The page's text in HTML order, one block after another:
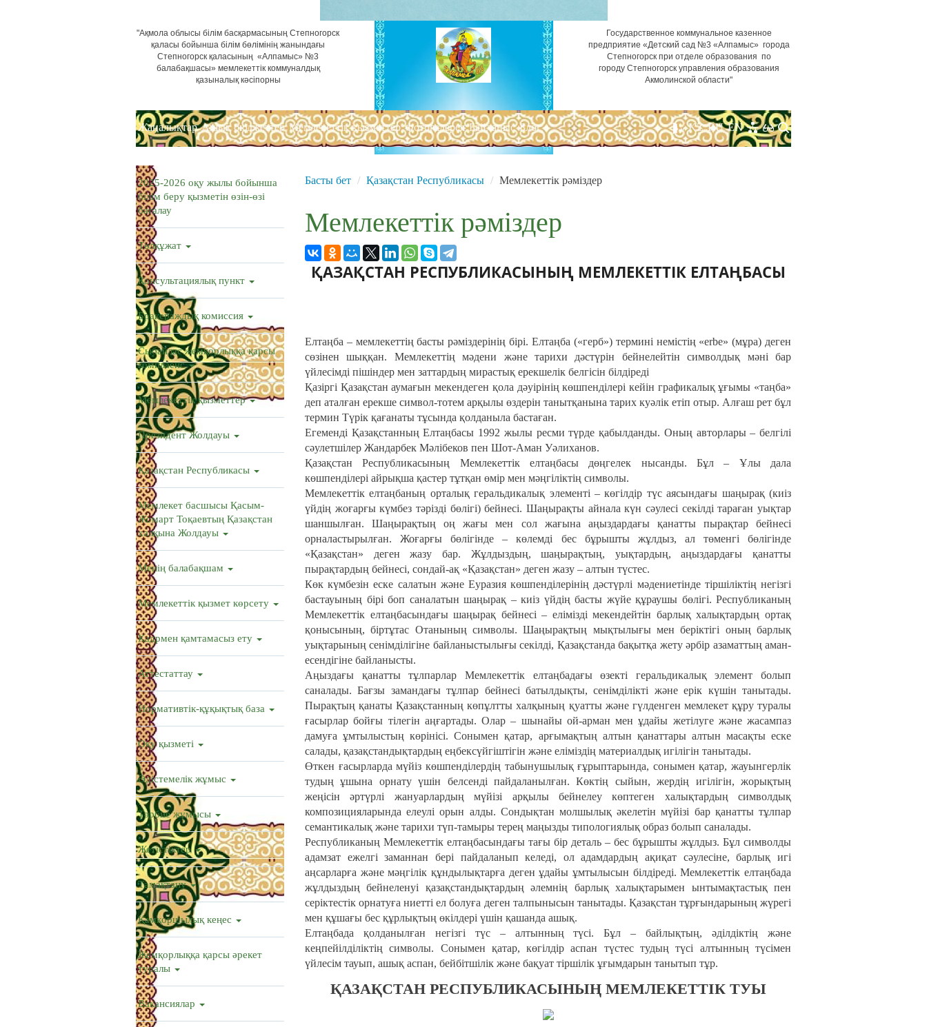
"Ақмола облысы білім басқармасының Степногорск
қаласы бойынша білім бөлімінің жанындағы
Степногорск қаласының «Алпамыс» №3
балабақшасы» мемлекеттік коммуналдық
қазыналық кәсіпорны
Государственное коммунальное казенное
предприятие «Детский сад №3 «Алпамыс» города
Степногорск при отделе образования по
городу Степногорск управления образования
Акмолинской области"
Жаңалықтар Ашық бюджеттер Мемлекеттік қызметтер Фотогалерея Байланыс Блог EN
RU
KZ
2025-2026 оқу жылы бойынша
білім беру қызметін өзін-өзі
бағалау
Төлқұжат
Консультациялық пункт
Бракераждық комиссия
Сыбайлас жемқорлыққа қарсы
комплаенс
Мемлекеттік қызметтер
Президент Жолдауы
Қазақстан Республикасы
Мемлекет басшысы Қасым-
Жомарт Тоқаевтың Қазақстан
халқына Жолдауы
Менің балабақшам
Мемлекеттік қызмет көрсету
Кадрмен қамтамасыз ету
Аттестаттау
Нормативтік-құқықтық база
Оқу қызметі
Әдістемелік жұмыс
Тәрбие жұмысы
Жетістіктер
Тамақтану
Қамқоршылық кеңес
Жемқорлыққа қарсы әрекет
туралы
Вакансиялар
Басты бет Қазақстан Республикасы Мемлекеттік рәміздер
Мемлекеттік рәміздер
ҚАЗАҚСТАН РЕСПУБЛИКАСЫНЫҢ МЕМЛЕКЕТТIК ЕЛТАҢБАСЫ
Елтаңба – мемлекеттің басты рәміздерінің бірі. Елтаңба («герб») термині немістің «erbe» (мұра) деген
сөзінен шыққан. Мемлекеттің мәдени және тарихи дәстүрін бейнелейтін символдық мәні бар
үйлесімді пішіндер мен заттардың мирастық ерекшелік белгісін білдіреді
Қазіргі Қазақстан аумағын мекендеген қола дәуірінің көшпенділері кейін графикалық ұғымы «таңба»
деп аталған ерекше символ-тотем арқылы өздерін танытқанына тарих куәлік етіп отыр. Алғаш рет бұл
термин Түрік қағанаты тұсында қолданыла бастаған.
Егеменді Қазақстанның Елтаңбасы 1992 жылы ресми түрде қабылданды. Оның авторлары – белгілі
сәулетшілер Жандарбек Мәлібеков пен Шот-Аман Уәлиханов.
Қазақстан Республикасының Мемлекеттік елтаңбасы дөңгелек нысанды. Бұл – Ұлы дала
көшпенділері айрықша қастер тұтқан өмір мен мәңгіліктің символы.
Мемлекеттік елтаңбаның орталық геральдикалық элементі – көгілдір түс аясындағы шаңырақ (киіз
үйдің жоғарғы күмбез тәрізді бөлігі) бейнесі. Шаңырақты айнала күн сәулесі секілді тараған уықтар
шаншылған. Шаңырақтың оң жағы мен сол жағына аңыздардағы қанатты пырақтар бейнесі
орналастырылған. Жоғарғы бөлігінде – көлемді бес бұрышты жұлдыз, ал төменгі бөлігінде
«Қазақстан» деген жазу бар. Жұлдыздың, шаңырақтың, уықтардың, аңыздардағы қанатты
пырақтардың бейнесі, сондай-ақ «Қазақстан» деген жазу – алтын түстес.
Көк күмбезін еске салатын және Еуразия көшпенділерінің дәстүрлі мәдениетінде тіршіліктің негізгі
бастауының бірі боп саналатын шаңырақ – киіз үйдің басты жүйе құраушы бөлігі. Республиканың
Мемлекеттік елтаңбасындағы шаңырақ бейнесі – елімізді мекендейтін барлық халықтардың ортақ
қонысының, біртұтас Отанының символы. Шаңырақтың мықтылығы мен беріктігі оның барлық
уықтарының сенімділігіне байланыстылығы секілді, Қазақстанда бақытқа жету әрбір азаматтың аман-
есендігіне байланысты.
Аңыздағы қанатты тұлпарлар Мемлекеттік елтаңбадағы өзекті геральдикалық элемент болып
саналады. Бағзы замандағы тұлпар бейнесі батылдықты, сенімділікті және ерік күшін танытады.
Пырақтың қанаты Қазақстанның көпұлтты халқының қуатты және гүлденген мемлекет құру туралы
ғасырлар бойғы тілегін аңғартады. Олар – шынайы ой-арман мен ұдайы жетілуге және жасампаз
дамуға ұмтылыстың көрінісі. Сонымен қатар, арғымақтың алтын қанаттары алтын масақты еске
салады, қазақстандықтардың еңбексүйгіштігін және еліміздің материалдық игілігін танытады.
Өткен ғасырларда мүйіз көшпенділердің табынушылық ғұрыптарында, сонымен қатар, жауынгерлік
тудың ұшына орнату үшін белсенді пайдаланылған. Көктің сыйын, жердің игілігін, жорықтың
жеңісін әртүрлі жануарлардың мүйізі арқылы бейнелеу көптеген халықтардың символдық
композицияларында елеулі орын алды. Сондықтан молшылық әкелетін мүйізі бар қанатты тұлпар
семантикалық және тарихи түп-тамыры терең маңызды типологиялық образ болып саналады.
Республиканың Мемлекеттік елтаңбасындағы тағы бір деталь – бес бұрышты жұлдыз. Бұл символды
адамзат ежелгі заманнан бері пайдаланып келеді, ол адамдардың ақиқат сәулесіне, барлық игі
аңсарларға және мәңгілік құндылықтарға деген ұдайы ұмтылысын білдіреді. Мемлекеттік елтаңбада
жұлдыздың бейнеленуі қазақстандықтардың әлемнің барлық халықтарымен ынтымақтастық пен
серіктестік орнатуға ниетті ел болуға деген талпынысын танытады. Қазақстан тұрғындарының жүрегі
мен құшағы бес құрлықтың өкілдері үшін қашанда ашық.
Елтаңбада қолданылған негізгі түс – алтынның түсі. Бұл – байлықтың, әділдіктің және
кеңпейілділіктің символы. Сонымен қатар, көгілдір аспан түстес тудың түсі алтынның түсімен
үйлесім тауып, ашық аспан, бейбітшілік және бақуат тіршілік ұғымдарын танытып тұр.
ҚАЗАҚСТАН РЕСПУБЛИКАСЫНЫҢ МЕМЛЕКЕТТIК ТУЫ